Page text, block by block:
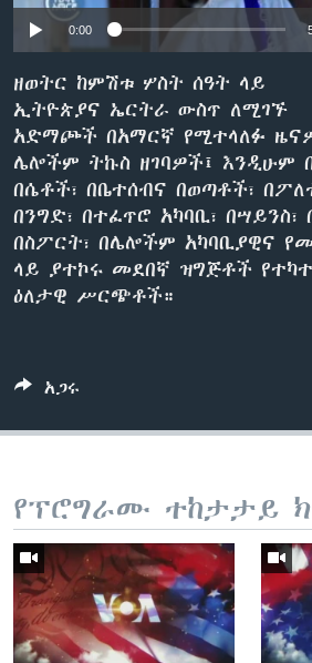
ቋንቋዎች
0:00
ዘወትር ከምሽቱ ሦስት ሰዓት ላይ
ኢትዮጵያና ኤርትራ ውስጥ ለሚገኙ
አድማጮች በአማርኛ የሚተላለፉ
ሌሎችም ትኩስ ዘገባዎች፤ እንዲሁም
በሴቶች፣ በቤተሰብና በወጣቶች፣
በንግድ፣ በተፈጥሮ አካባቢ፣ በሣይንስ፣
በስፖርት፣ በሌሎችም አካባቢያዊና
ላይ ያተኮሩ መደበኛ ዝግጅቶች
ዕለታዊ ሥርጭቶች።
አጋሩ
የፕሮግራሙ ተከታታይ